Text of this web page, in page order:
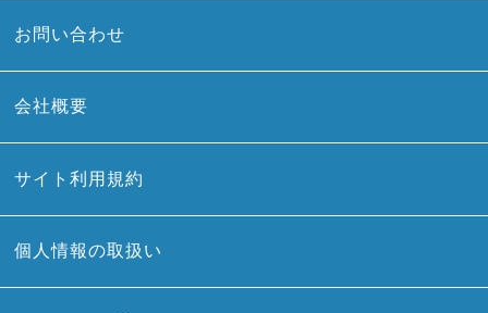
お問い合わせ
会社概要
サイト利用規約
個人情報の取扱い